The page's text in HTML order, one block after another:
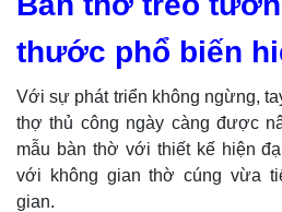
thước phổ biến
Với sự phát triển không ngừng,
thợ thủ công ngày càng được
mẫu bàn thờ với thiết kế hiện
với không gian thờ cúng vừa
gian.